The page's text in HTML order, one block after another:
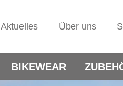
Aktuelles Über uns
BIKEWEAR